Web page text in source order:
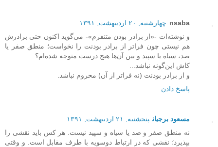
nsaba چهارشنبه, ۲۰ اردیبهشت, ۱۳۹۱
و نوشته‌ات -«از برادر بودن متنفرم»- می‌گوید اکنون حتی برادرش
هم نیستی چون فراتر از برادر بودنت را نخواست؛ منطق صفر یا
صد، سیاه یا سپید و بین آن‌ها هیچ.درست متوجه شده‌ام؟
کاش این‌گونه نباشد...
و از برادر بودنت (نه فراتر از آن) محروم نباشد.
پاسخ دادن
مسعود برجیان پنجشنبه, ۲۱ اردیبهشت, ۱۳۹۱
نه منطق صفر و صد یا سیاه و سپید نیست. هر کس باید نقشی را
بپذیرد؛ نقشی که در ارتباط دوسویه با طرف مقابل است. و وقتی